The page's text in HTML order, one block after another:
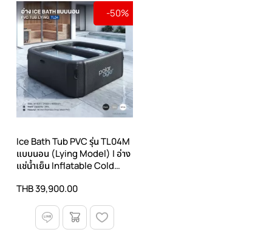
-50%
Ice Bath Tub PVC รุ่น TL04M
แบบนอน (Lying Model) | อ่าง
แช่น้ำเย็น Inflatable Cold
THB 39,900.00